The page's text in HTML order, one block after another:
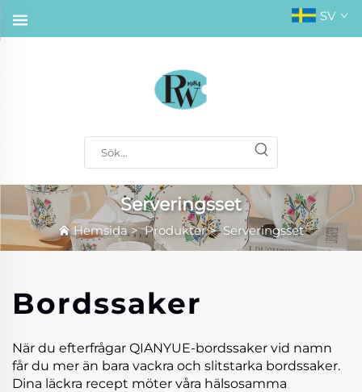
SV
Serveringsset
Hemsida>Produkter>Serveringsset
Bordssaker
När du efterfrågar QIANYUE-bordssaker vid namn
får du mer än bara vackra och slitstarka bordssaker.
Dina läckra recept möter våra hälsosamma